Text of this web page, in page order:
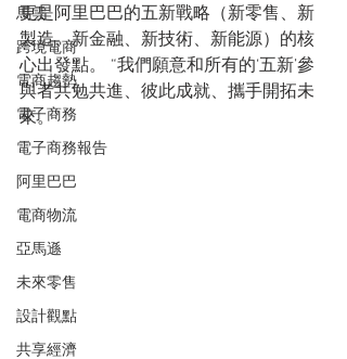
馬雲
跨境電商
電商趨勢
電子商務
電子商務報告
阿里巴巴
電商物流
亞馬遜
未來零售
設計觀點
共享經濟
更是阿里巴巴的五新戰略（新零售、新
製造、新金融、新技術、新能源）的核
心出發點。 “我們願意和所有的‘五新’參
與者共勉共進、彼此成就、攜手開拓未
來。”